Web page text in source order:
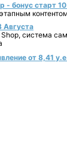
- бонус старт
Августа
система
от 8,41